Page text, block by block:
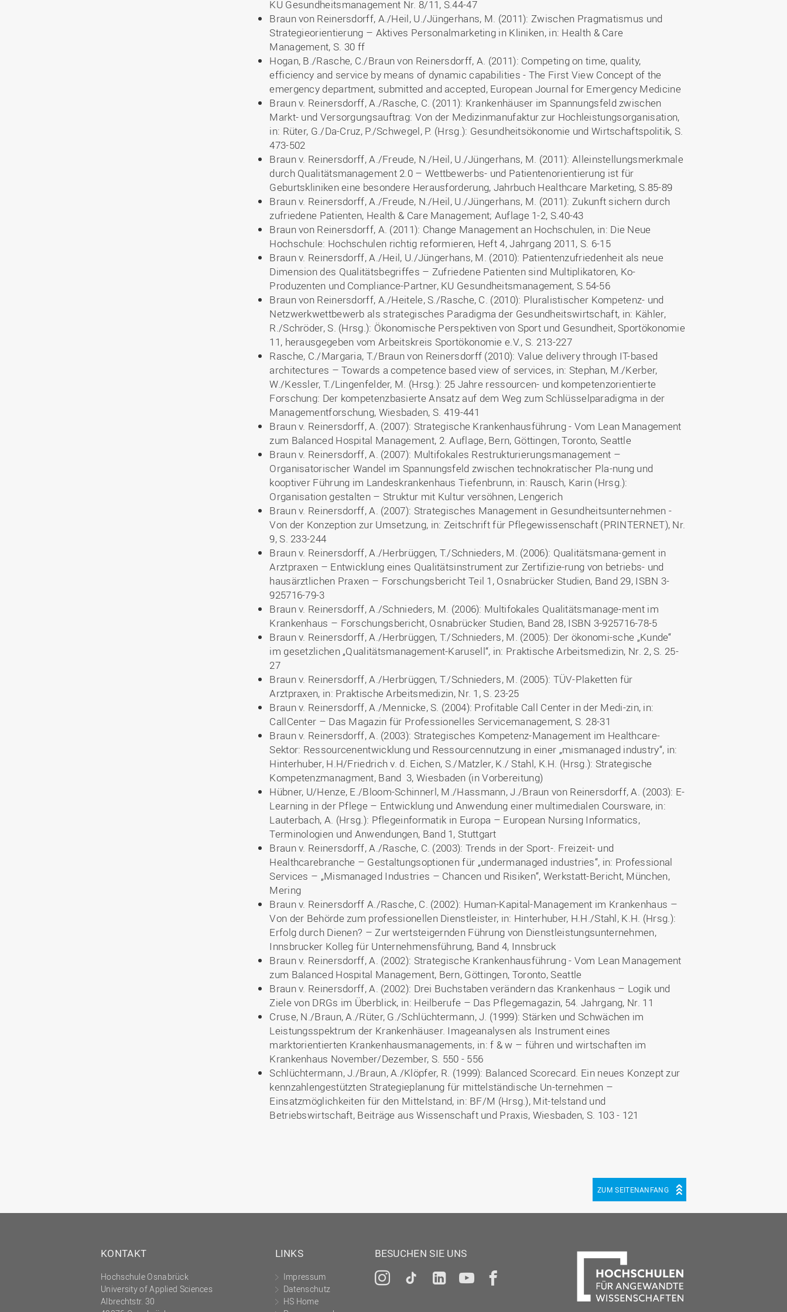
KU Gesundheitsmanagement Nr. 8/11, S.44-47
Braun von Reinersdorff, A./Heil, U./Jüngerhans, M. (2011): Zwischen Pragmatismus und
Strategieorientierung – Aktives Personalmarketing in Kliniken, in: Health & Care
Management, S. 30 ff
Hogan, B./Rasche, C./Braun von Reinersdorff, A. (2011): Competing on time, quality,
efficiency and service by means of dynamic capabilities - The First View Concept of the
emergency department, submitted and accepted, European Journal for Emergency Medicine
Braun v. Reinersdorff, A./Rasche, C. (2011): Krankenhäuser im Spannungsfeld zwischen
Markt- und Versorgungsauftrag: Von der Medizinmanufaktur zur Hochleistungsorganisation,
in: Rüter, G./Da-Cruz, P./Schwegel, P. (Hrsg.): Gesundheitsökonomie und Wirtschaftspolitik, S.
473-502
Braun v. Reinersdorff, A./Freude, N./Heil, U./Jüngerhans, M. (2011): Alleinstellungsmerkmale
durch Qualitätsmanagement 2.0 – Wettbewerbs- und Patientenorientierung ist für
Geburtskliniken eine besondere Herausforderung, Jahrbuch Healthcare Marketing, S.85-89
Braun v. Reinersdorff, A./Freude, N./Heil, U./Jüngerhans, M. (2011): Zukunft sichern durch
zufriedene Patienten, Health & Care Management; Auflage 1-2, S.40-43
Braun von Reinersdorff, A. (2011): Change Management an Hochschulen, in: Die Neue
Hochschule: Hochschulen richtig reformieren, Heft 4, Jahrgang 2011, S. 6-15
Braun v. Reinersdorff, A./Heil, U./Jüngerhans, M. (2010): Patientenzufriedenheit als neue
Dimension des Qualitätsbegriffes – Zufriedene Patienten sind Multiplikatoren, Ko-
Produzenten und Compliance-Partner, KU Gesundheitsmanagement, S.54-56
Braun von Reinersdorff, A./Heitele, S./Rasche, C. (2010): Pluralistischer Kompetenz- und
Netzwerkwettbewerb als strategisches Paradigma der Gesundheitswirtschaft, in: Kähler,
R./Schröder, S. (Hrsg.): Ökonomische Perspektiven von Sport und Gesundheit, Sportökonomie
11, herausgegeben vom Arbeitskreis Sportökonomie e.V., S. 213-227
Rasche, C./Margaria, T./Braun von Reinersdorff (2010): Value delivery through IT-based
architectures – Towards a competence based view of services, in: Stephan, M./Kerber,
W./Kessler, T./Lingenfelder, M. (Hrsg.): 25 Jahre ressourcen- und kompetenzorientierte
Forschung: Der kompetenzbasierte Ansatz auf dem Weg zum Schlüsselparadigma in der
Managementforschung, Wiesbaden, S. 419-441
Braun v. Reinersdorff, A. (2007): Strategische Krankenhausführung - Vom Lean Management
zum Balanced Hospital Management, 2. Auflage, Bern, Göttingen, Toronto, Seattle
Braun v. Reinersdorff, A. (2007): Multifokales Restrukturierungsmanagement –
Organisatorischer Wandel im Spannungsfeld zwischen technokratischer Pla-nung und
kooptiver Führung im Landeskrankenhaus Tiefenbrunn, in: Rausch, Karin (Hrsg.):
Organisation gestalten – Struktur mit Kultur versöhnen, Lengerich
Braun v. Reinersdorff, A. (2007): Strategisches Management in Gesundheitsunternehmen -
Von der Konzeption zur Umsetzung, in: Zeitschrift für Pflegewissenschaft (PRINTERNET), Nr.
9, S. 233-244
Braun v. Reinersdorff, A./Herbrüggen, T./Schnieders, M. (2006): Qualitätsmana-gement in
Arztpraxen – Entwicklung eines Qualitätsinstrument zur Zertifizie-rung von betriebs- und
hausärztlichen Praxen – Forschungsbericht Teil 1, Osnabrücker Studien, Band 29, ISBN 3-
925716-79-3
Braun v. Reinersdorff, A./Schnieders, M. (2006): Multifokales Qualitätsmanage-ment im
Krankenhaus – Forschungsbericht, Osnabrücker Studien, Band 28, ISBN 3-925716-78-5
Braun v. Reinersdorff, A./Herbrüggen, T./Schnieders, M. (2005): Der ökonomi-sche „Kunde“
im gesetzlichen „Qualitätsmanagement-Karusell“, in: Praktische Arbeitsmedizin, Nr. 2, S. 25-
27
Braun v. Reinersdorff, A./Herbrüggen, T./Schnieders, M. (2005): TÜV-Plaketten für
Arztpraxen, in: Praktische Arbeitsmedizin, Nr. 1, S. 23-25
Braun v. Reinersdorff, A./Mennicke, S. (2004): Profitable Call Center in der Medi-zin, in:
CallCenter – Das Magazin für Professionelles Servicemanagement, S. 28-31
Braun v. Reinersdorff, A. (2003): Strategisches Kompetenz-Management im Healthcare-
Sektor: Ressourcenentwicklung und Ressourcennutzung in einer „mismanaged industry“, in:
Hinterhuber, H.H/Friedrich v. d. Eichen, S./Matzler, K./ Stahl, K.H. (Hrsg.): Strategische
Kompetenzmanagment, Band 3, Wiesbaden (in Vorbereitung)
Hübner, U/Henze, E./Bloom-Schinnerl, M./Hassmann, J./Braun von Reinersdorff, A. (2003): E-
Learning in der Pflege – Entwicklung und Anwendung einer multimedialen Coursware, in:
Lauterbach, A. (Hrsg.): Pflegeinformatik in Europa – European Nursing Informatics,
Terminologien und Anwendungen, Band 1, Stuttgart
Braun v. Reinersdorff, A./Rasche, C. (2003): Trends in der Sport-. Freizeit- und
Healthcarebranche – Gestaltungsoptionen für „undermanaged industries“, in: Professional
Services – „Mismanaged Industries – Chancen und Risiken“, Werkstatt-Bericht, München,
Mering
Braun v. Reinersdorff A./Rasche, C. (2002): Human-Kapital-Management im Krankenhaus –
Von der Behörde zum professionellen Dienstleister, in: Hinterhuber, H.H./Stahl, K.H. (Hrsg.):
Erfolg durch Dienen? – Zur wertsteigernden Führung von Dienstleistungsunternehmen,
Innsbrucker Kolleg für Unternehmensführung, Band 4, Innsbruck
Braun v. Reinersdorff, A. (2002): Strategische Krankenhausführung - Vom Lean Management
zum Balanced Hospital Management, Bern, Göttingen, Toronto, Seattle
Braun v. Reinersdorff, A. (2002): Drei Buchstaben verändern das Krankenhaus – Logik und
Ziele von DRGs im Überblick, in: Heilberufe – Das Pflegemagazin, 54. Jahrgang, Nr. 11
Cruse, N./Braun, A./Rüter, G./Schlüchtermann, J. (1999): Stärken und Schwächen im
Leistungsspektrum der Krankenhäuser. Imageanalysen als Instrument eines
marktorientierten Krankenhausmanagements, in: f & w – führen und wirtschaften im
Krankenhaus November/Dezember, S. 550 - 556
Schlüchtermann, J./Braun, A./Klöpfer, R. (1999): Balanced Scorecard. Ein neues Konzept zur
kennzahlengestützten Strategieplanung für mittelständische Un-ternehmen –
Einsatzmöglichkeiten für den Mittelstand, in: BF/M (Hrsg.), Mit-telstand und
Betriebswirtschaft, Beiträge aus Wissenschaft und Praxis, Wiesbaden, S. 103 - 121
ZUM SEITENANFANG
KONTAKT
Hochschule Osnabrück
University of Applied Sciences
Albrechtstr. 30
LINKS
Impressum
Datenschutz
HS Home
BESUCHEN SIE UNS
Instagram
TiktokLinkedInYouTube